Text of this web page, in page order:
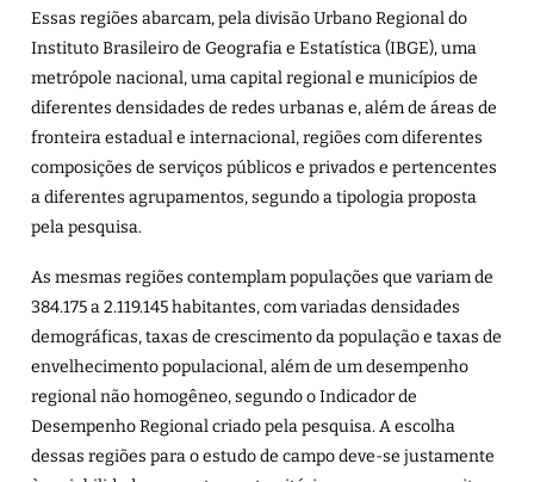
Essas regiões abarcam, pela divisão Urbano Regional do
Instituto Brasileiro de Geografia e Estatística (IBGE), uma
metrópole nacional, uma capital regional e municípios de
diferentes densidades de redes urbanas e, além de áreas de
fronteira estadual e internacional, regiões com diferentes
composições de serviços públicos e privados e pertencentes
a diferentes agrupamentos, segundo a tipologia proposta
pela pesquisa.
As mesmas regiões contemplam populações que variam de
384.175 a 2.119.145 habitantes, com variadas densidades
demográficas, taxas de crescimento da população e taxas de
envelhecimento populacional, além de um desempenho
regional não homogêneo, segundo o Indicador de
Desempenho Regional criado pela pesquisa. A escolha
dessas regiões para o estudo de campo deve-se justamente